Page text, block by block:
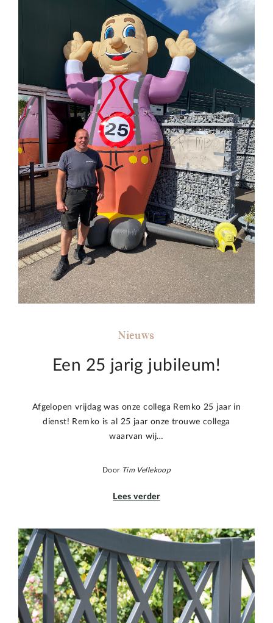
Nieuws
Een 25 jarig jubileum!
Afgelopen vrijdag was onze collega Remko 25 jaar in
dienst! Remko is al 25 jaar onze trouwe collega
waarvan wij…
Door Tim Vellekoop
Lees verder